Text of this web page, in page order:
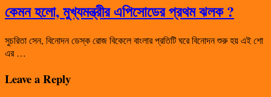
কেমন হলো, মুখ্যমন্ত্রীর এপিসোডের প্রথম ঝলক ?
সুচরিতা সেন, বিনোদন ডেস্ক রোজ বিকেলে বাংলার প্রতিটি ঘরে বিনোদন শুরু হয় এই শো
এর …
Leave a Reply